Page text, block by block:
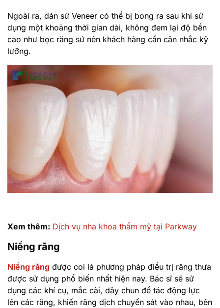
Ngoài ra, dán sứ Veneer có thể bị bong ra sau khi sử
dụng một khoảng thời gian dài, không đem lại độ bền
cao như bọc răng sứ nên khách hàng cần cân nhắc kỹ
lưỡng.
Xem thêm: Dịch vụ nha khoa thẩm mỹ tại Parkway
Niềng răng
Niềng răng được coi là phương pháp điều trị răng thưa
được sử dụng phổ biến nhất hiện nay. Bác sĩ sẽ sử
dụng các khí cụ, mắc cài, dây chun để tác động lực
lên các răng, khiến răng dịch chuyển sát vào nhau, bên